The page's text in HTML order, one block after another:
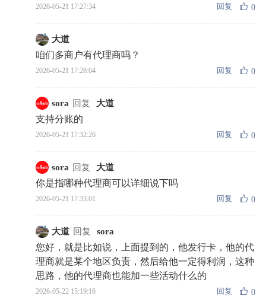
2026-05-21 17:27:34 回复 0
大道
咱们多商户有代理商吗？
2026-05-21 17:28:04 回复 0
sora 回复 大道
支持分账的
2026-05-21 17:32:26 回复 0
sora 回复 大道
你是指哪种代理商可以详细说下吗
2026-05-21 17:33:01 回复 0
大道 回复 sora
您好，就是比如说，上面提到的，他发行卡，他的代
理商就是某个地区负责，然后给他一定得利润，这种
思路，他的代理商也能加一些活动什么的
2026-05-22 15:19:16 回复 0